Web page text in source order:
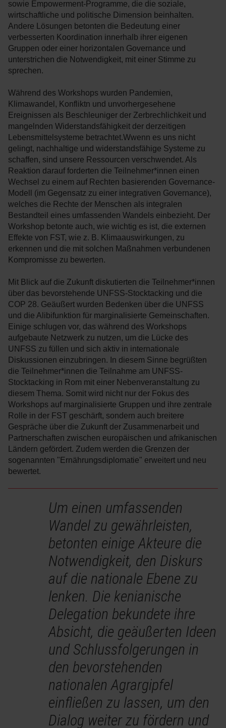
sowie Empowerment-Programme, die die soziale,
wirtschaftliche und politische Dimension beinhalten.
Andere Lösungen betonten die Bedeutung einer
verbesserten Koordination innerhalb ihrer eigenen
Gruppen oder einer horizontalen Governance und
unterstrichen die Notwendigkeit, mit einer Stimme zu
sprechen.
Während des Workshops wurden Pandemien,
Klimawandel, Konfliktn und unvorhergesehene
Ereignissen als Beschleuniger der Zerbrechlichkeit und
mangelnden Widerstandsfähigkeit der derzeitigen
Lebensmittelsysteme betrachtet.Wwenn es uns nicht
gelingt, nachhaltige und widerstandsfähige Systeme zu
schaffen, sind unsere Ressourcen verschwendet. Als
Reaktion darauf forderten die Teilnehmer*innen einen
Wechsel zu einem auf Rechten basierenden Governance-
Modell (im Gegensatz zu einer integrativen Governance),
welches die Rechte der Menschen als integralen
Bestandteil eines umfassenden Wandels einbezieht. Der
Workshop betonte auch, wie wichtig es ist, die externen
Effekte von FST, wie z. B. Klimaauswirkungen, zu
erkennen und die mit solchen Maßnahmen verbundenen
Kompromisse zu bewerten.
Mit Blick auf die Zukunft diskutierten die Teilnehmer*innen
über das bevorstehende UNFSS-Stocktacking und die
COP 28. Geäußert wurden Bedenken über die UNFSS
und die Alibifunktion für marginalisierte Gemeinschaften.
Einige schlugen vor, das während des Workshops
aufgebaute Netzwerk zu nutzen, um die Lücke des
UNFSS zu füllen und sich aktiv in internationale
Diskussionen einzubringen. In diesem Sinne begrüßten
die Teilnehmer*innen die Teilnahme am UNFSS-
Stocktacking in Rom mit einer Nebenveranstaltung zu
diesem Thema. Somit wird nicht nur der Fokus des
Workshops auf marginalisierte Gruppen und ihre zentrale
Rolle in der FST geschärft, sondern auch breitere
Gespräche über die Zukunft der Zusammenarbeit und
Partnerschaften zwischen europäischen und afrikanischen
Ländern gefördert. Zudem werden die Grenzen der
sogenannten "Ernährungsdiplomatie" erweitert und neu
bewertet.
Um einen umfassenden
Wandel zu gewährleisten,
betonten einige Akteure die
Notwendigkeit, den Diskurs
auf die nationale Ebene zu
lenken. Die kenianische
Delegation bekundete ihre
Absicht, die geäußerten Ideen
und Schlussfolgerungen in
den bevorstehenden
nationalen Agrargipfel
einfließen zu lassen, um den
Dialog weiter zu fördern und